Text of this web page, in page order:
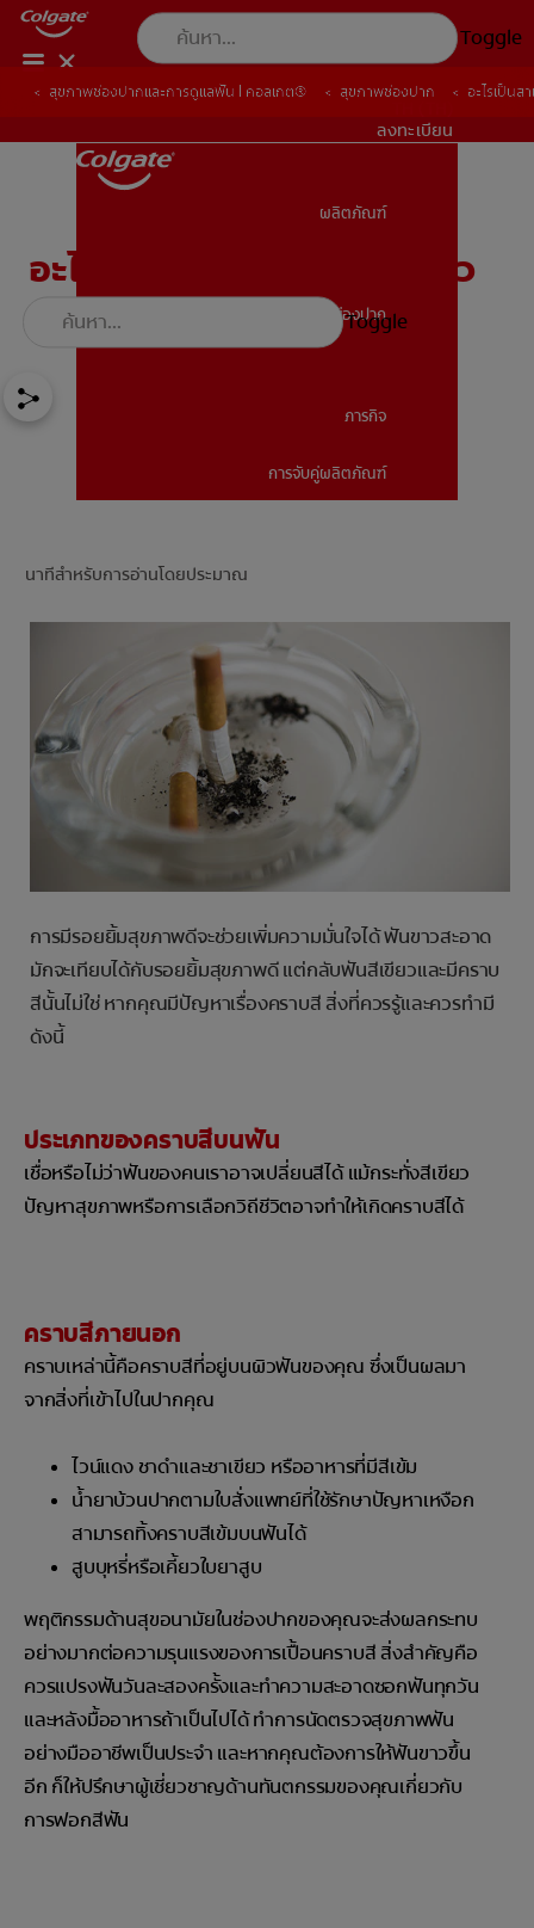
Toggle
ลงทะเบียน
ผลิตภัณฑ์
สุขภาพช่องปาก
ภารกิจ
การจับคู่ผลิตภัณฑ์
Toggle
สุขภาพช่องปากและการดูแลฟัน | คอลเกต® สุขภาพช่องปาก อะไรเป็น
อะไรเป็นสาเหตุของฟันสีเขียว
และการเปลี่ยนสีฟันอื่นๆ
นาทีสำหรับการอ่านโดยประมาณ
การมีรอยยิ้มสุขภาพดีจะช่วยเพิ่มความมั่นใจได้ ฟันขาวสะอาด
มักจะเทียบได้กับรอยยิ้มสุขภาพดี แต่กลับฟันสีเขียวและมีคราบ
สีนั้นไม่ใช่ หากคุณมีปัญหาเรื่องคราบสี สิ่งที่ควรรู้และควรทำมี
ดังนี้
ประเภทของคราบสีบนฟัน
เชื่อหรือไม่ว่าฟันของคนเราอาจเปลี่ยนสีได้ แม้กระทั่งสีเขียว
ปัญหาสุขภาพหรือการเลือกวิถีชีวิตอาจทำให้เกิดคราบสีได้
คราบสีภายนอก
คราบเหล่านี้คือคราบสีที่อยู่บนผิวฟันของคุณ ซึ่งเป็นผลมา
จากสิ่งที่เข้าไปในปากคุณ
ไวน์แดง ชาดำและชาเขียว หรืออาหารที่มีสีเข้ม
น้ำยาบ้วนปากตามใบสั่งแพทย์ที่ใช้รักษาปัญหาเหงือก
สามารถทิ้งคราบสีเข้มบนฟันได้
สูบบุหรี่หรือเคี้ยวใบยาสูบ
พฤติกรรมด้านสุขอนามัยในช่องปากของคุณจะส่งผลกระทบ
อย่างมากต่อความรุนแรงของการเปื้อนคราบสี สิ่งสำคัญคือ
ควรแปรงฟันวันละสองครั้งและทำความสะอาดซอกฟันทุกวัน
และหลังมื้ออาหารถ้าเป็นไปได้ ทำการนัดตรวจสุขภาพฟัน
อย่างมืออาชีพเป็นประจำ และหากคุณต้องการให้ฟันขาวขึ้น
อีก ก็ให้ปรึกษาผู้เชี่ยวชาญด้านทันตกรรมของคุณเกี่ยวกับ
การฟอกสีฟัน